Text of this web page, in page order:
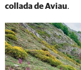
collada de Aviau.